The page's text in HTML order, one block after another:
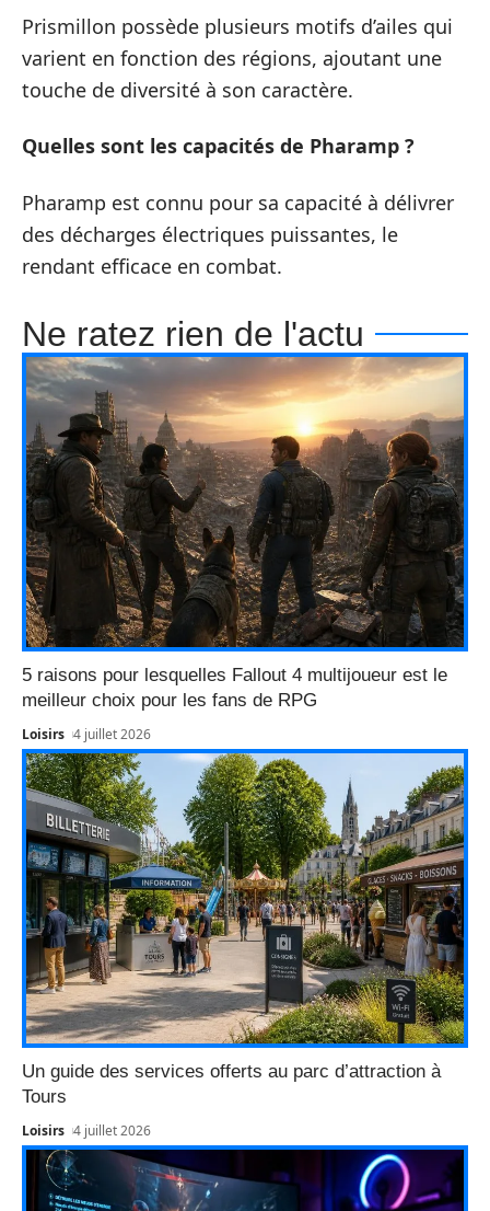
Prismillon possède plusieurs motifs d’ailes qui
varient en fonction des régions, ajoutant une
touche de diversité à son caractère.
Quelles sont les capacités de Pharamp ?
Pharamp est connu pour sa capacité à délivrer
des décharges électriques puissantes, le
rendant efficace en combat.
Ne ratez rien de l'actu
5 raisons pour lesquelles Fallout 4 multijoueur est le
meilleur choix pour les fans de RPG
Loisirs 4 juillet 2026
Un guide des services offerts au parc d’attraction à
Tours
Loisirs 4 juillet 2026